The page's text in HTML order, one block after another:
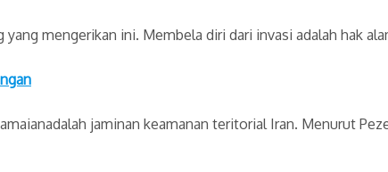
mengerikan ini. Membela diri dari invasi adalah hak
jaminan keamanan teritorial Iran. Menurut